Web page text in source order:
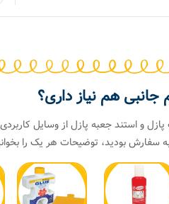
جانبی هم نیاز داری؟
و استند جعبه پازل از وسایل
سفارش بودید، توضیحات هر یک را